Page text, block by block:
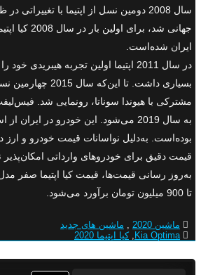
سال 2008 دومین نسل از اپتیما با تغییراتی
جهانی شد، برای
ایران شده‌است.
در سال 2011 اپتیما اولین تجربه
بسیاری داشت. تا
مشترکی با هیوندا سوناتا، رونمایی شد.
به سال 2019 می‌شود. این خودرو در ایران
بوده‌است. به‌دلیل نواسانات قیمت خودرو و ارز
قیمت دقیق برای خودروهای وارداتی امکان‌پذیر
تا 900 میلیون تومان برآورد می‌شود.
ماشین 2020 , ماشین های جدید
Kia Optima
,کیا اپتیما 2020